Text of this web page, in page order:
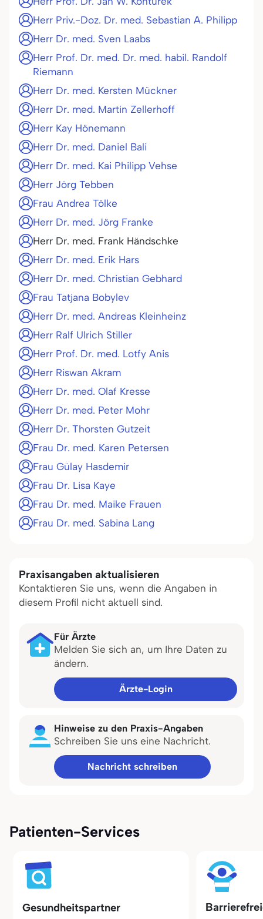
Herr Priv.-Doz. Dr. med. Sebastian A. Philipp
Herr Dr. med. Sven Laabs
Herr Prof. Dr. med. Dr. med. habil. Randolf
Riemann
Herr Dr. med. Kersten Mückner
Herr Dr. med. Martin Zellerhoff
Herr Kay Hönemann
Herr Dr. med. Daniel Bali
Herr Dr. med. Kai Philipp Vehse
Herr Jörg Tebben
Frau Andrea Tölke
Herr Dr. med. Jörg Franke
Herr Dr. med. Frank Händschke
Herr Dr. med. Erik Hars
Herr Dr. med. Christian Gebhard
Frau Tatjana Bobylev
Herr Dr. med. Andreas Kleinheinz
Herr Ralf Ulrich Stiller
Herr Prof. Dr. med. Lotfy Anis
Herr Riswan Akram
Herr Dr. med. Olaf Kresse
Herr Dr. med. Peter Mohr
Herr Dr. Thorsten Gutzeit
Frau Dr. med. Karen Petersen
Frau Gülay Hasdemir
Frau Dr. Lisa Kaye
Frau Dr. med. Maike Frauen
Frau Dr. med. Sabina Lang
Praxisangaben aktualisieren
Kontaktieren Sie uns, wenn die Angaben in
diesem Profil nicht aktuell sind.
Für Ärzte
Melden Sie sich an, um Ihre Daten zu
ändern.
Ärzte-Login
Hinweise zu den Praxis-Angaben
Schreiben Sie uns eine Nachricht.
Nachricht schreiben
Patienten-Services
Gesundheitspartner